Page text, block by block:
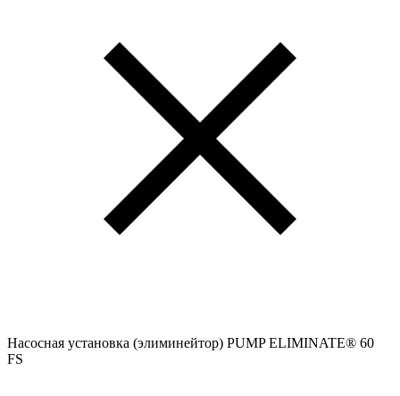
Насосная установка (элиминейтор) PUMP ELIMINATE® 60
FS